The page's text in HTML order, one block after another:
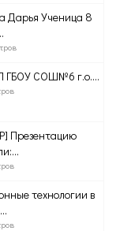
Дарья Ученица 8
ГБОУ СОШ№6 г.о....
Презентацию
технологии в